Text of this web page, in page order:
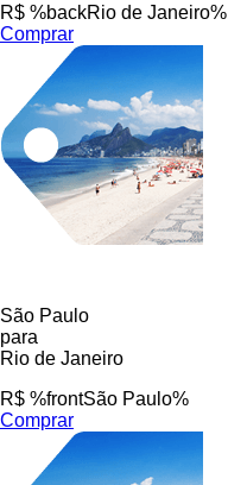
R$ %backRio de Janeiro%
Comprar
São Paulo
para
Rio de Janeiro
R$ %frontSão Paulo%
Comprar